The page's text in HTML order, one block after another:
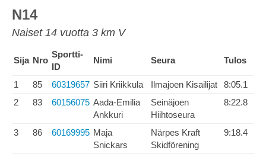
N14
Naiset 14 vuotta 3 km V
Sija Nro
Sportti-
ID
Nimi Seura Tulos
1 85 60319657 Siiri Kriikkula Ilmajoen Kisailijat
8:05.1
2
83 60156075 Aada-Emilia
Ankkuri
Seinäjoen
Hiihtoseura
8:22.8
3 86 60169995 Maja
Snickars
Närpes Kraft
Skidförening
9:18.4